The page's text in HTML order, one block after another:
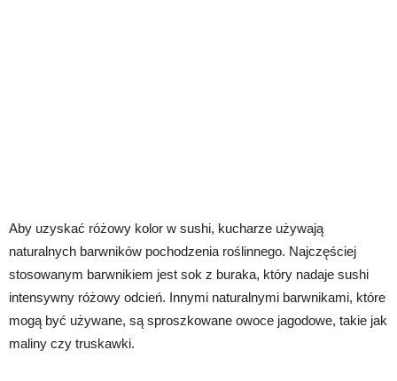
Aby uzyskać różowy kolor w sushi, kucharze używają
naturalnych barwników pochodzenia roślinnego. Najczęściej
stosowanym barwnikiem jest sok z buraka, który nadaje sushi
intensywny różowy odcień. Innymi naturalnymi barwnikami, które
mogą być używane, są sproszkowane owoce jagodowe, takie jak
maliny czy truskawki.